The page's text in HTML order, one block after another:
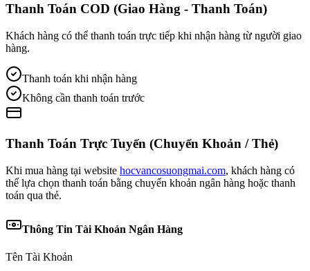
Thanh Toán COD (Giao Hàng - Thanh Toán)
Khách hàng có thể thanh toán trực tiếp khi nhận hàng từ người giao
hàng.
Thanh toán khi nhận hàng
Không cần thanh toán trước
Thanh Toán Trực Tuyến (Chuyển Khoản / Thẻ)
Khi mua hàng tại website hocvancosuongmai.com, khách hàng có
thể lựa chọn thanh toán bằng chuyển khoản ngân hàng hoặc thanh
toán qua thẻ.
Thông Tin Tài Khoản Ngân Hàng
Tên Tài Khoản